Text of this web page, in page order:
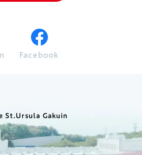
Facebook
St.Ursula Gakuin